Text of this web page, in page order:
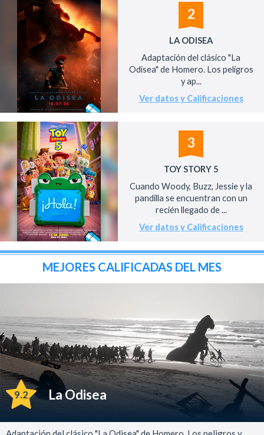
2
LA ODISEA
Adaptación del clásico "La
Odisea" de Homero. Los peligros
y ap...
Ver datos y Calificaciones
3
TOY STORY 5
Cuando Woody, Buzz, Jessie y la
pandilla se encuentran con un
recién llegado de ...
Ver datos y Calificaciones
MEJORES CALIFICADAS DEL MES
9.2 La Odisea